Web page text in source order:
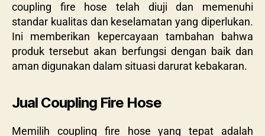
coupling fire hose telah diuji dan memenuhi
standar kualitas dan keselamatan yang diperlukan.
Ini memberikan kepercayaan tambahan bahwa
produk tersebut akan berfungsi dengan baik dan
aman digunakan dalam situasi darurat kebakaran.
Jual Coupling Fire Hose
Memilih coupling fire hose yang tepat adalah